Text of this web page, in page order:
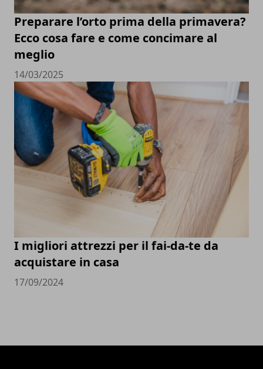
Preparare l’orto prima della primavera?
Ecco cosa fare e come concimare al
meglio
14/03/2025
I migliori attrezzi per il fai-da-te da
acquistare in casa
17/09/2024